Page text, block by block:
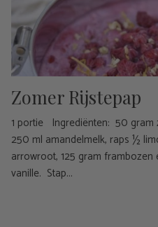
Zomer Rijstepap
1 portie Ingrediënten: 50 gram
250 ml amandelmelk, raps ½
arrowroot, 125 gram
vanille. Stap...